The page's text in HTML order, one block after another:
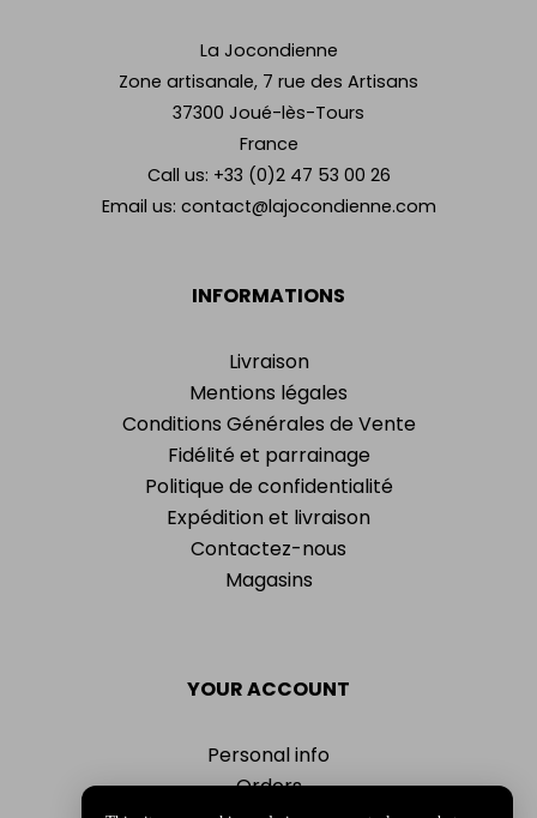
INFORMATIONS
Livraison
Mentions légales
Conditions Générales de Vente
Fidélité et parrainage
Politique de confidentialité
Expédition et livraison
Contactez-nous
Magasins
YOUR ACCOUNT
Personal info
Orders
La Jocondienne
Zone artisanale, 7 rue des Artisans
37300 Joué-lès-Tours
France
Call us: +33 (0)2 47 53 00 26
Email us: contact@lajocondienne.com